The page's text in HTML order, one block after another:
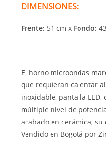
DIMENSIONES:
Frente: 51 cm x Fondo:
El horno microondas
que requieran calentar
inoxidable, pantalla
múltiple nivel de
acabado en cerámica,
Vendido en Bogotá por